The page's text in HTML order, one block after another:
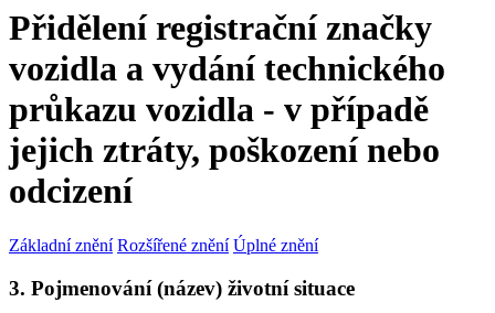
Přidělení registrační značky
vozidla a vydání technického
průkazu vozidla - v případě
jejich ztráty, poškození nebo
odcizení
Základní znění Rozšířené znění Úplné znění
3. Pojmenování (název) životní situace